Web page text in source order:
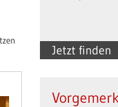
Jetzt finden